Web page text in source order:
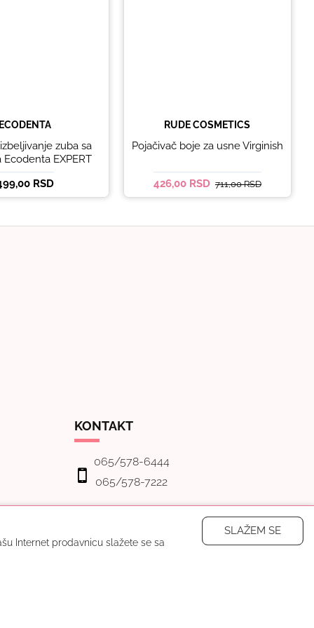
ECODENTA
zuba sa
Ecodenta EXPERT
EXCEPTIONAL
100ml
RSD
RUDE COSMETICS
Pojačivač boje za usne Virginish
426,00 RSD 711,00 RSD
KONTAKT
065/578-6444
065/578-7222
Bulevar Milutina Milankovića 9ž
11070 Novi Beograd, SrbijaSLAŽEM SE
Internet prodavnicu slažete se sa